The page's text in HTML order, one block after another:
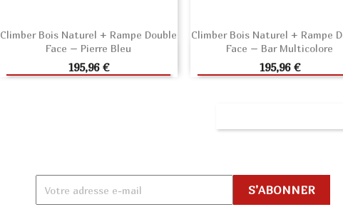
Climber Bois Naturel + Rampe Double
Face – Pierre Bleu
Prix
195,96 €
AJOUTER AU PANIER
Climber Bois Naturel + Rampe
Face – Bar Multicolore
Prix
195,96 €
AJOUTER AU PANIER